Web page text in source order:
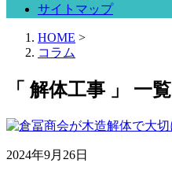
サイトマップ
HOME >
コラム
「 解体工事 」 一覧
2024年9月26日